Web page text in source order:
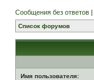
Сообщения без ответов |
Список форумов
Имя пользователя: